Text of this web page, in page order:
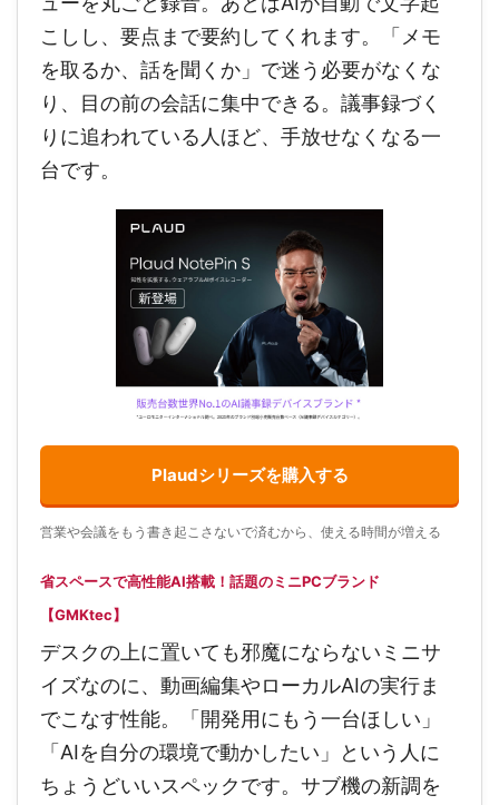
こしし、要点まで要約してくれます。「メモ
を取るか、話を聞くか」で迷う必要がなくな
り、目の前の会話に集中できる。議事録づく
りに追われている人ほど、手放せなくなる一
台です。
Plaudシリーズを購入する
営業や会議をもう書き起こさないで済むから、使える時間が増える
省スペースで高性能AI搭載！話題のミニPCブランド
【GMKtec】
デスクの上に置いても邪魔にならないミニサ
イズなのに、動画編集やローカルAIの実行ま
でこなす性能。「開発用にもう一台ほしい」
「AIを自分の環境で動かしたい」という人に
ちょうどいいスペックです。サブ機の新調を